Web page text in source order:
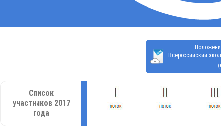
Всероссийский
Список
участников 2017
года